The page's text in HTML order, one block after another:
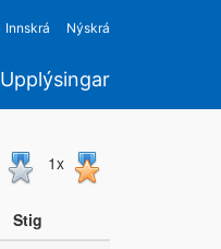
Nýskrá
Innskrá
Upplýsingar
1x
Stig